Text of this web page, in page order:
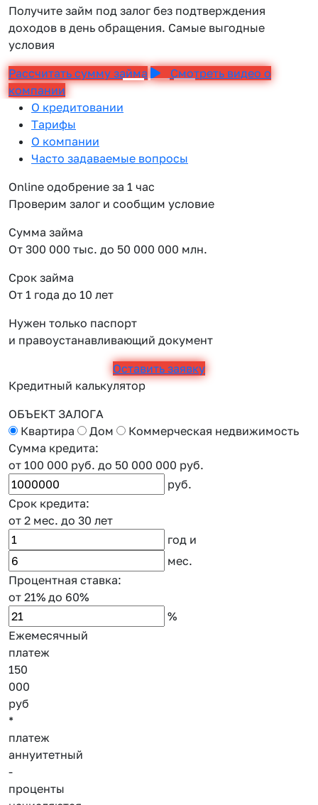
Получите займ под залог без подтверждения
доходов в день обращения. Самые выгодные
условия
Рассчитать сумму займа
Смотреть видео о
компании
О кредитовании
Тарифы
О компании
Часто задаваемые вопросы
Online одобрение за 1 час
Проверим залог и сообщим условие
Сумма займа
От 300 000 тыс. до 50 000 000 млн.
Срок займа
От 1 года до 10 лет
Нужен только паспорт
и правоустанавливающий документ
Оставить заявку
Кредитный калькулятор
ОБЪЕКТ ЗАЛОГА
Квартира
Дом
Коммерческая недвижимость
Сумма кредита:
от 100 000 руб. до 50 000 000 руб.
руб.
Срок кредита:
от 2 мес. до 30 лет
год и
мес.
Процентная ставка:
от 21% до 60%
%
Ежемесячный
платеж
150
000
руб
*
платеж
аннуитетный
-
проценты